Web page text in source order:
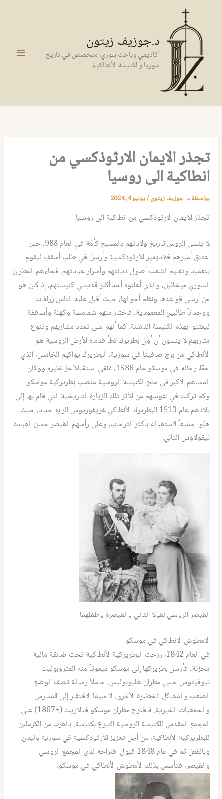
المحتوى
د.جوزيف زيتون
أكاديمي وباحث سوري، متخصص في تاريخ
سوريا والكنيسة الأنطاكية.
تجذر الايمان الارثوذكسي من
انطاكية الى روسيا
بواسطةد. جوزيف زيتون/يونيو 4, 2024
تجذر الايمان الارثوذكسي من انطاكية الى روسيا
لا ينسى الروس تاريخ ولادتهم بالمسيح كأمّة في العام 988، حين
اعتنق أميرهم فلاديمير الأرثوذكسية وأرسل في طلب أسقفٍ ليقوم
بتعميد وتعليم الشعب أصول ديانتهم وأسرار عبادتهم، فجاءهم المطران
السوري ميخائيل، والذي أعلنوه أحد أكبر قديسي كنيستهم، إذ كان هو
من أرسى قواعدها ونظم أحوالها، حيث أقبل عليه الناس زرافات
ووحداناً طالبين المعمودية، فاختار منهم شمامسة وكهنة وأساقفة
ليعتنوا بهذه الكنيسة الناشئة. كما أنهم على تعدد مشاربهم وتنوع
متاربهم لا ينسون أن أول بطريرك تطأ قدماه الأرض الروسية هو
الأنطاكي من برج صافيتا في سورية، البطريرك يواكيم الخامس، الذي
حطّ رحاله في موسكو عام 1586، فلقي استقبالاً عزّ نظيره ووكان
المساهم الاكبر في منح الكنيسة الروسية منصب بطريركية موسكو.
وكم تركت في نفوسهم من الأثر تلك الزيارة التاريخية التي قام بها إلى
بلادهم عام 1913 البطريرك الأنطاكي غريغوريوس الرابع حداد، حيث
هبّوا جميعاً لاستقباله بأكثر الترحاب، وعلى رأسهم القيصر حسن العبادة
نيقولاوس الثاني.
القيصر الروسي نقولا الثاني والقيصرة وطفلهما
الامطوش الانطاكي في موسكو
في العام 1842، رزحت البطريركية الأنطاكية تحت ضائقة مالية
محزنة، فأرسل بطريركها إلى موسكو مبعوثاً منه المتروبوليت
نيوفيتوس حلبي مطران هليوبوليس، حاملاً رسالة تصف الوضع
الصعب والمشاكل الخطيرة الأخرى، لا سيما الافتقار إلى المدارس
والجمعيات الخيرية. فاقترح مطران موسكو فيلاريت (+1867) على
المجمع المقدس للكنيسة الروسية التبرع بكنيسة، بالقرب من الكرملين
للبطريركية الأنطاكية، من أجل تعزيز الأرثوذكسية في سورية ولبنان.
وبالفعل تم في عام 1848 قبول اقتراحه لدى المجمع الروسي
والقيصر، فتأسس بذلك الأمطوش الأنطاكي في موسكو.